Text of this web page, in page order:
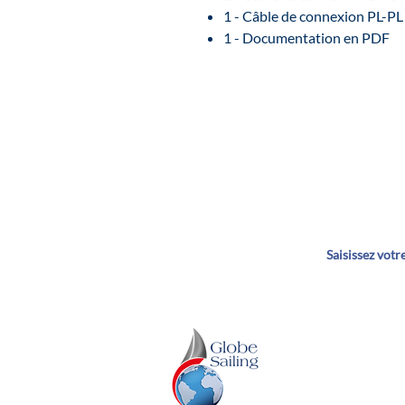
1 - Câble de connexion PL-PL
1 - Documentation en PDF
GLOBE SAILING